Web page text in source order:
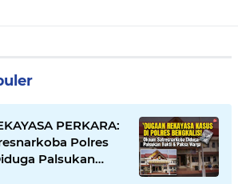
PERKARA:
Polres
Palsukan
Hingga Paksa